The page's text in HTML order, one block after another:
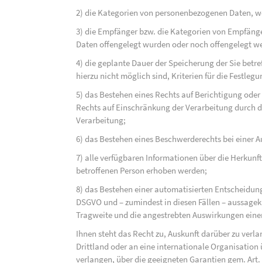
2) die Kategorien von personenbezogenen Daten,
3) die Empfänger bzw. die Kategorien von
Daten offengelegt wurden oder noch offengelegt
4) die geplante Dauer der Speicherung der Sie
hierzu nicht möglich sind, Kriterien für die
5) das Bestehen eines Rechts auf Berichtigung
Rechts auf Einschränkung der Verarbeitung durch
Verarbeitung;
6) das Bestehen eines Beschwerderechts bei einer
7) alle verfügbaren Informationen über die
betroffenen Person erhoben werden;
8) das Bestehen einer automatisierten
DSGVO und – zumindest in diesen Fällen –
Tragweite und die angestrebten Auswirkungen
Ihnen steht das Recht zu, Auskunft darüber zu
Drittland oder an eine internationale Organisation
verlangen, über die geeigneten Garantien gem.